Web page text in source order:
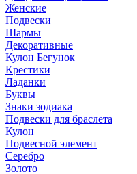
Женские
Подвески
Шармы
Декоративные
Кулон Бегунок
Крестики
Ладанки
Буквы
Знаки зодиака
Подвески для браслета
Кулон
Подвесной элемент
Серебро
Золото